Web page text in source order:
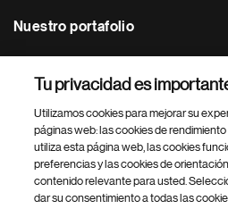
Nuestro portafolio
Footer Site Search
Tu privacidad es
Utilizamos cookies para mejorar su
páginas web: las cookies de
utiliza esta página web, las cookies
preferencias y las cookies de
contenido relevante para usted.
dar su consentimiento a todas las